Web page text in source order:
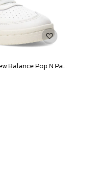
Championes de Mujer New Balance Pop N Pack Leather - Beige - Verde